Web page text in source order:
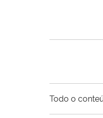
Todo o